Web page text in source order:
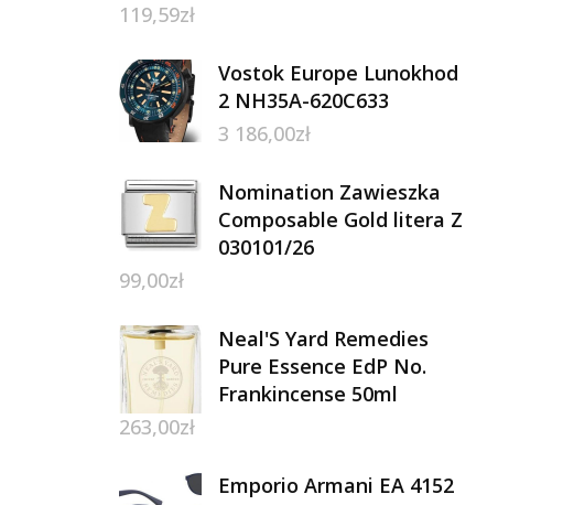
119,59zł
Vostok Europe Lunokhod
2 NH35A-620C633
3 186,00zł
Nomination Zawieszka
Composable Gold litera Z
030101/26
99,00zł
Neal'S Yard Remedies
Pure Essence EdP No.
Frankincense 50ml
263,00zł
Emporio Armani EA 4152